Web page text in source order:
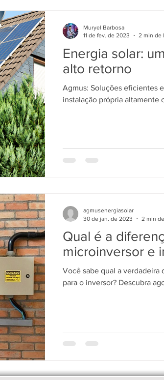
Energia solar:
alto retorno
Agmus: Soluções eficientes
instalação própria altamente
Muryel Barbosa
11 de fev. de 2023
2 min de
Qual é a
microinversor e
Você sabe qual a verdadeira
para o inversor? Descubra
agmusenergiasolar
30 de jan. de 2023
2 min